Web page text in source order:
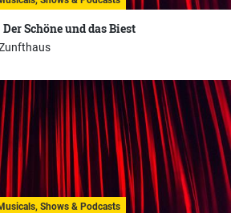
Schöne und das Biest
Shows & Podcasts